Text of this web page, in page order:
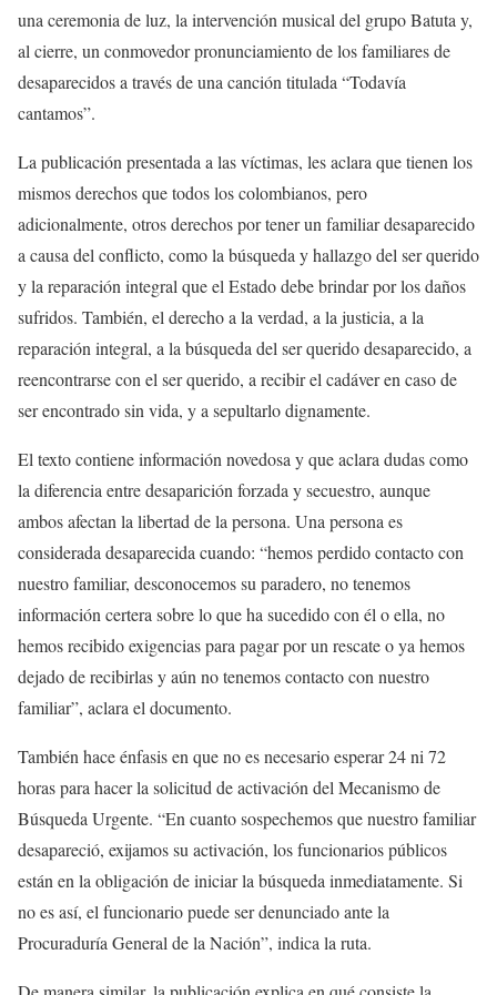
una ceremonia de luz, la intervención musical del grupo Batuta y,
al cierre, un conmovedor pronunciamiento de los familiares de
desaparecidos a través de una canción titulada “Todavía
cantamos”.
La publicación presentada a las víctimas, les aclara que tienen los
mismos derechos que todos los colombianos, pero
adicionalmente, otros derechos por tener un familiar desaparecido
a causa del conflicto, como la búsqueda y hallazgo del ser querido
y la reparación integral que el Estado debe brindar por los daños
sufridos. También, el derecho a la verdad, a la justicia, a la
reparación integral, a la búsqueda del ser querido desaparecido, a
reencontrarse con el ser querido, a recibir el cadáver en caso de
ser encontrado sin vida, y a sepultarlo dignamente.
El texto contiene información novedosa y que aclara dudas como
la diferencia entre desaparición forzada y secuestro, aunque
ambos afectan la libertad de la persona. Una persona es
considerada desaparecida cuando: “hemos perdido contacto con
nuestro familiar, desconocemos su paradero, no tenemos
información certera sobre lo que ha sucedido con él o ella, no
hemos recibido exigencias para pagar por un rescate o ya hemos
dejado de recibirlas y aún no tenemos contacto con nuestro
familiar”, aclara el documento.
También hace énfasis en que no es necesario esperar 24 ni 72
horas para hacer la solicitud de activación del Mecanismo de
Búsqueda Urgente. “En cuanto sospechemos que nuestro familiar
desapareció, exijamos su activación, los funcionarios públicos
están en la obligación de iniciar la búsqueda inmediatamente. Si
no es así, el funcionario puede ser denunciado ante la
Procuraduría General de la Nación”, indica la ruta.